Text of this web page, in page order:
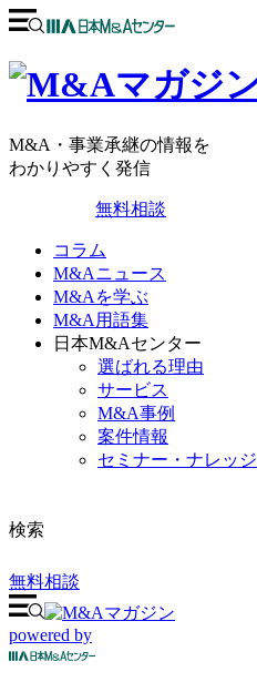
M&A・事業承継の情報を
わかりやすく発信
無料相談
コラム
M&Aニュース
M&Aを学ぶ
M&A用語集
日本M&Aセンター
選ばれる理由
サービス
M&A事例
案件情報
セミナー・ナレッジ
検索
無料相談
powered by